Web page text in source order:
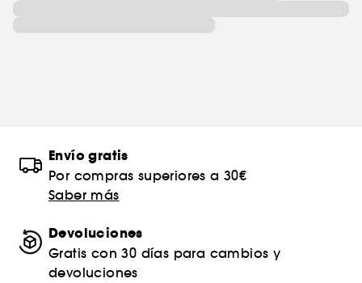
Envío gratis
Por compras superiores a 30€
Saber más
Devoluciones
Gratis con 30 días para cambios y
devoluciones